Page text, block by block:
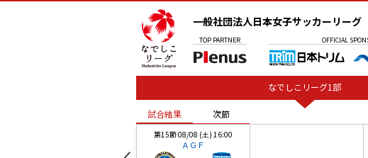
一般社団法人日本女子サッカーリーグ
TOP PARTNER OFFICIAL
なでしこリーグ1部
試合結果 次節
第15節 08/08 (土) 16:00
ＡＧＦ